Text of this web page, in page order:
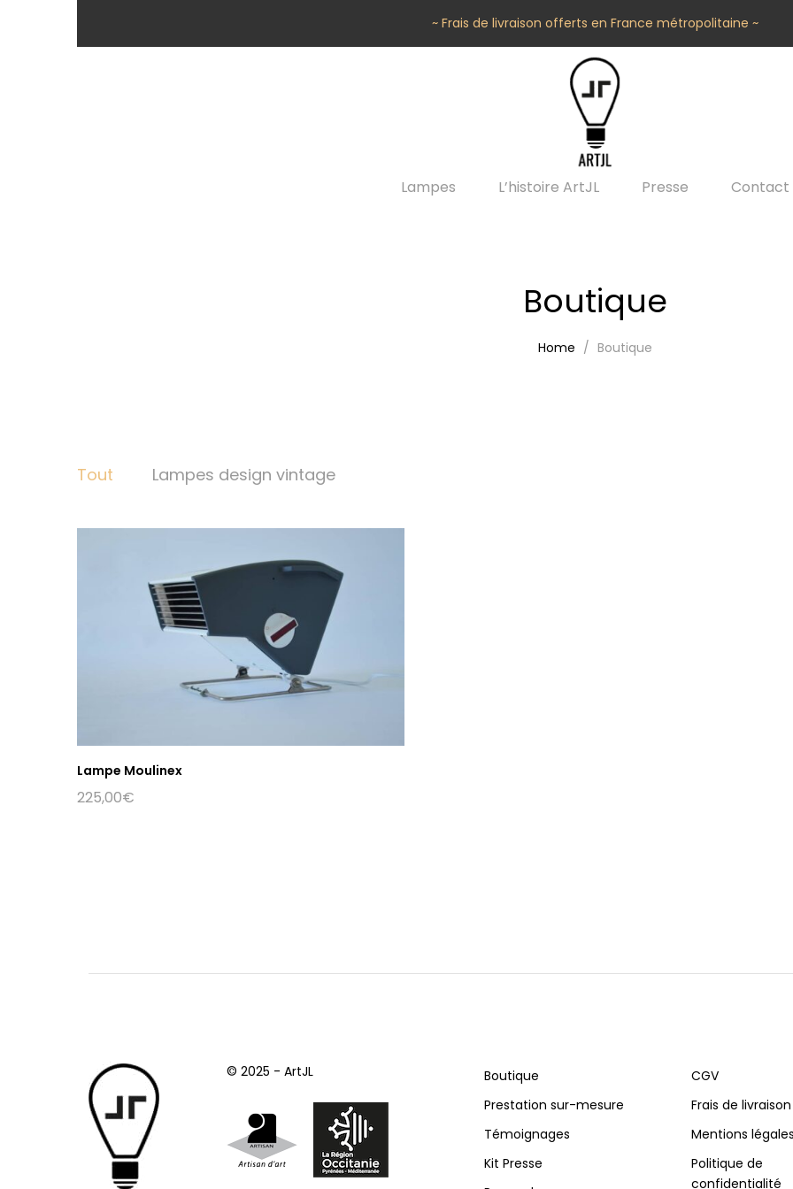
~ Frais de livraison offerts en France métropolitaine ~
Lampes L’histoire ArtJL Presse Contact
Boutique
Home Boutique
Tout Lampes design vintage
Lampe Moulinex
225,00€
© 2025 - ArtJL
Boutique
Prestation sur-mesure
Témoignages
Kit Presse
CGV
Frais de livraison
Mentions
Politique de
confidentialité